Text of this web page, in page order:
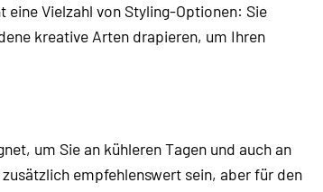
Vielzahl von Styling-Optionen: Sie
kreative Arten drapieren, um Ihren
um Sie an kühleren Tagen und auch an
empfehlenswert sein, aber für den